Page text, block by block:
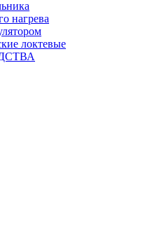
нагрева
локтевые